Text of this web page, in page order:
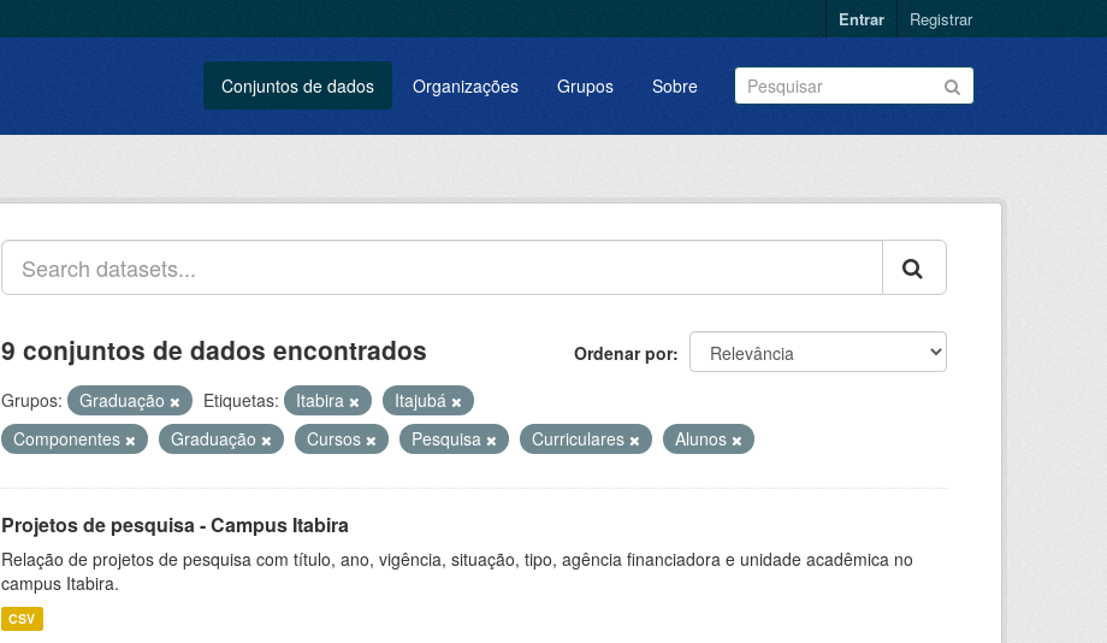
Entrar Registrar
Conjuntos de dados Organizações Grupos Sobre
Ordenar por
9 conjuntos de dados encontrados
Grupos: Graduação Etiquetas: Itabira
Itajubá
Componentes
Graduação Cursos Pesquisa Curriculares Alunos
Projetos de pesquisa - Campus Itabira
Relação de projetos de pesquisa com título, ano, vigência, situação, tipo, agência financiadora e unidade acadêmica no
campus Itabira.
CSV